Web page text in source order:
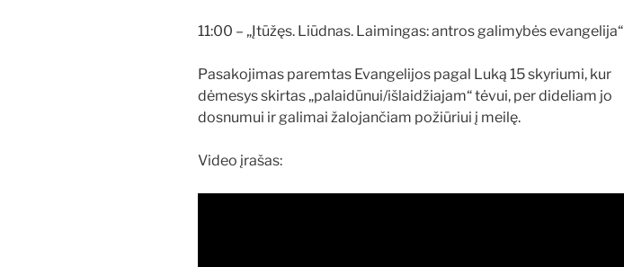
11:00 – „Įtūžęs. Liūdnas. Laimingas: antros galimybės evangelija“
Pasakojimas paremtas Evangelijos pagal Luką 15 skyriumi, kur
dėmesys skirtas „palaidūnui/išlaidžiajam“ tėvui, per dideliam jo
dosnumui ir galimai žalojančiam požiūriui į meilę.
Video įrašas: